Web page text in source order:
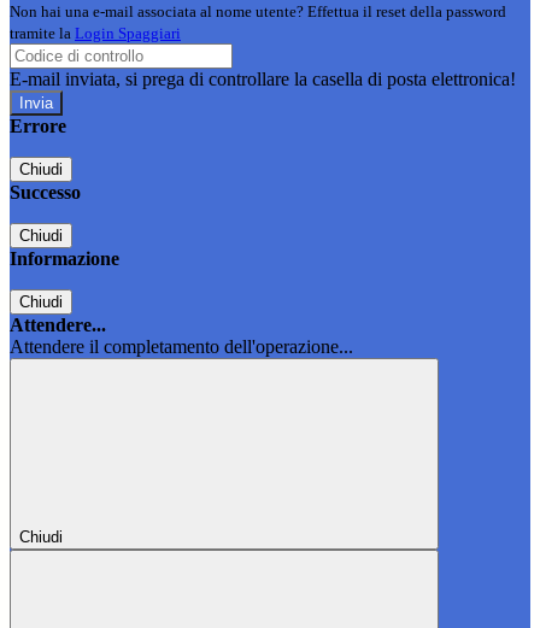
Non hai una e-mail associata al nome utente? Effettua il reset della password
tramite la Login Spaggiari
E-mail inviata, si prega di controllare la casella di posta elettronica!
Errore
Chiudi
Successo
Chiudi
Informazione
Chiudi
Attendere...
Attendere il completamento dell'operazione...
Chiudi